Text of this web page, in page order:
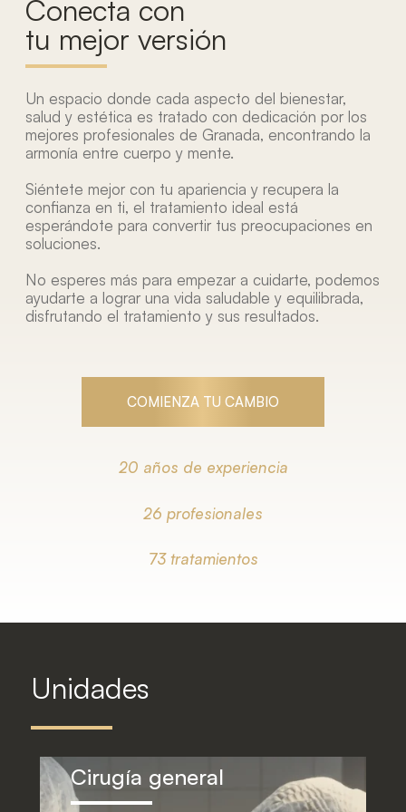
Conecta con
tu mejor versión
Un espacio donde cada aspecto del bienestar,
salud y estética es tratado con dedicación por los
mejores profesionales de Granada, encontrando la
armonía entre cuerpo y mente.
Siéntete mejor con tu apariencia y recupera la
confianza en ti, el tratamiento ideal está
esperándote para convertir tus preocupaciones en
soluciones.
No esperes más para empezar a cuidarte, podemos
ayudarte a lograr una vida saludable y equilibrada,
disfrutando el tratamiento y sus resultados.
COMIENZA TU CAMBIO
20 años de experiencia
26 profesionales
73 tratamientos
Unidades
Unidad ginecológica